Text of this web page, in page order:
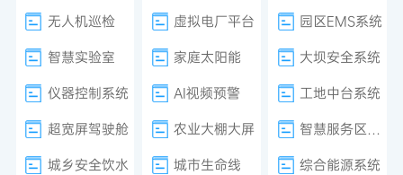
无人机巡检
虚拟电厂平台
园区EMS系统
智慧实验室
家庭太阳能
大坝安全系统
仪器控制系统
AI视频预警
工地中台系统
超宽屏驾驶舱
农业大棚大屏
智慧服务区系统
城乡安全饮水
城市生命线
综合能源系统